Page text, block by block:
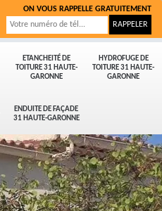
ETANCHEITÉ DE
TOITURE 31 HAUTE-
GARONNE
HYDROFUGE DE
TOITURE 31 HAUTE-
GARONNE
ENDUITE DE FAÇADE
31 HAUTE-GARONNE
ON VOUS RAPPELLE GRATUITEMENT